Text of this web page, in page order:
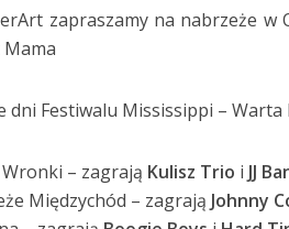
zapraszamy na nabrzeże w
Mama
Festiwalu Mississippi – Warta
– zagrają Kulisz Trio i JJ
Międzychód – zagrają Johnny